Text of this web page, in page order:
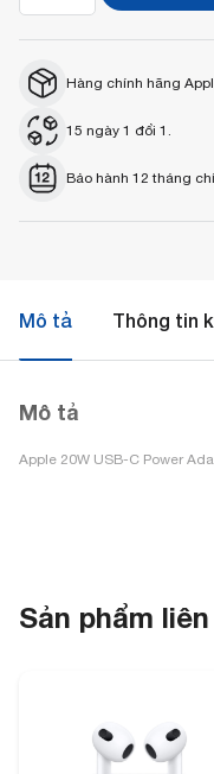
USB-
C
Adapter
lượng
Hàng chính hãng
15 ngày 1 đổi 1.
Bảo hành 12 tháng
Mô tả Thông tin
Mô tả
Apple 20W USB-C Power
Sản phẩm